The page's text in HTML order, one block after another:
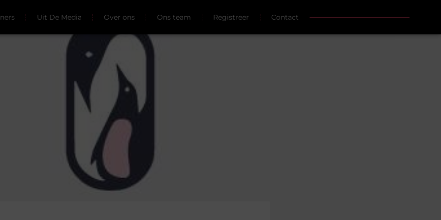
Uit De Media Over ons Ons team Registreer Contact